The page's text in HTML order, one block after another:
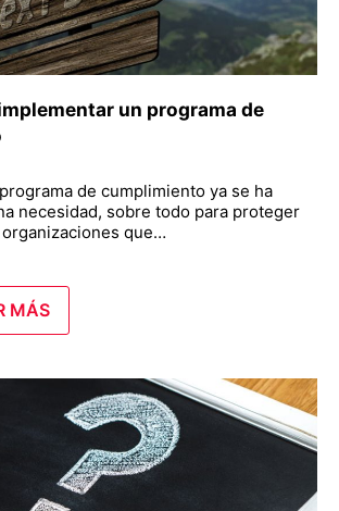
un programa de
de cumplimiento ya se ha
necesidad, sobre todo para proteger
que…
MÁS